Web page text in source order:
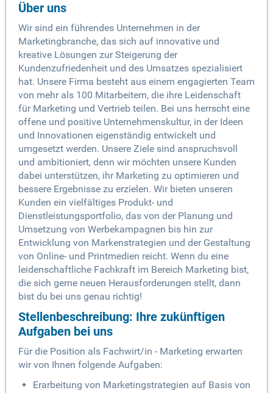
Über uns
Wir sind ein führendes Unternehmen in der
Marketingbranche, das sich auf innovative und
kreative Lösungen zur Steigerung der
Kundenzufriedenheit und des Umsatzes spezialisiert
hat. Unsere Firma besteht aus einem engagierten Team
von mehr als 100 Mitarbeitern, die ihre Leidenschaft
für Marketing und Vertrieb teilen. Bei uns herrscht eine
offene und positive Unternehmenskultur, in der Ideen
und Innovationen eigenständig entwickelt und
umgesetzt werden. Unsere Ziele sind anspruchsvoll
und ambitioniert, denn wir möchten unsere Kunden
dabei unterstützen, ihr Marketing zu optimieren und
bessere Ergebnisse zu erzielen. Wir bieten unseren
Kunden ein vielfältiges Produkt- und
Dienstleistungsportfolio, das von der Planung und
Umsetzung von Werbekampagnen bis hin zur
Entwicklung von Markenstrategien und der Gestaltung
von Online- und Printmedien reicht. Wenn du eine
leidenschaftliche Fachkraft im Bereich Marketing bist,
die sich gerne neuen Herausforderungen stellt, dann
bist du bei uns genau richtig!
Stellenbeschreibung: Ihre zukünftigen
Aufgaben bei uns
Für die Position als Fachwirt/in - Marketing erwarten
wir von Ihnen folgende Aufgaben:
Erarbeitung von Marketingstrategien auf Basis von